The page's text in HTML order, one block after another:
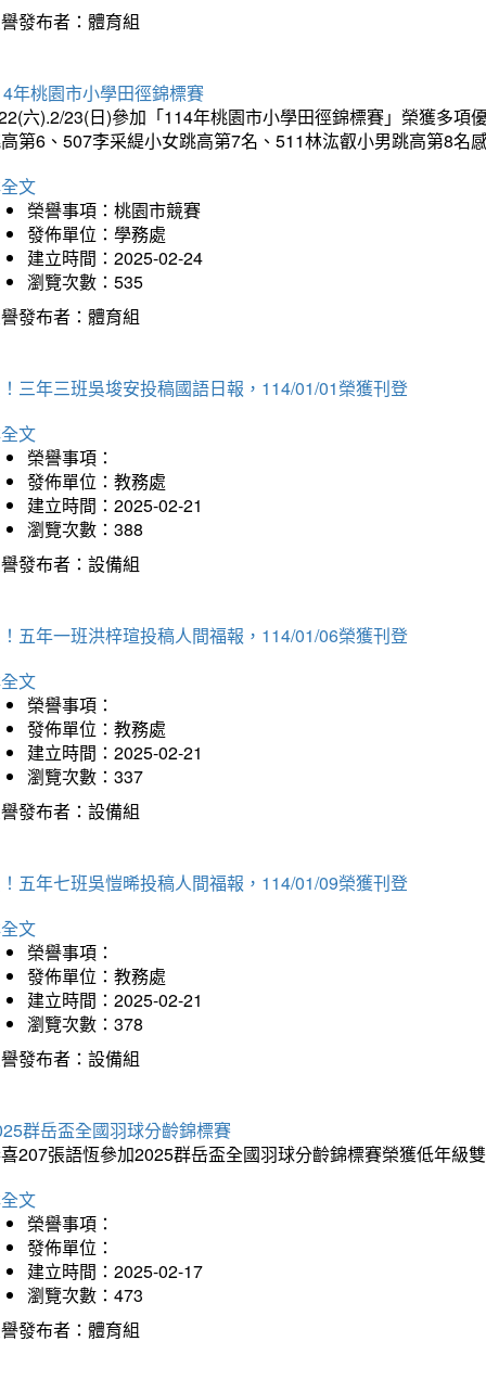
發布者：體育組
年桃園市小學田徑錦標賽
六).2/23(日)參加「114年桃園市小學田徑錦標賽」榮獲多
第6、507李采緹小女跳高第7名、511林汯叡小男跳高第8名
文
榮譽事項：桃園市競賽
發佈單位：學務處
建立時間：2025-02-24
瀏覽次數：535
發布者：體育組
三年三班吳埈安投稿國語日報，114/01/01榮獲刊登
文
榮譽事項：
發佈單位：教務處
建立時間：2025-02-21
瀏覽次數：388
發布者：設備組
五年一班洪梓瑄投稿人間福報，114/01/06榮獲刊登
文
榮譽事項：
發佈單位：教務處
建立時間：2025-02-21
瀏覽次數：337
發布者：設備組
五年七班吳愷晞投稿人間福報，114/01/09榮獲刊登
文
榮譽事項：
發佈單位：教務處
建立時間：2025-02-21
瀏覽次數：378
發布者：設備組
群岳盃全國羽球分齡錦標賽
207張語恆參加2025群岳盃全國羽球分齡錦標賽榮獲低年級
文
榮譽事項：
發佈單位：
建立時間：2025-02-17
瀏覽次數：473
發布者：體育組